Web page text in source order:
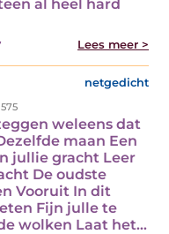
al heel hard
Lees meer >
netgedicht
weleens dat
maan Een
jullie gracht Leer
De oudste
Vooruit In dit
Fijn julle te
wolken Laat het…